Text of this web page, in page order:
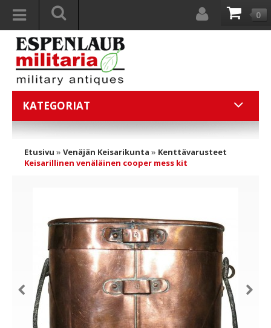
0
KATEGORIAT
Etusivu » Venäjän Keisarikunta » Kenttävarusteet
Keisarillinen venäläinen cooper mess kit